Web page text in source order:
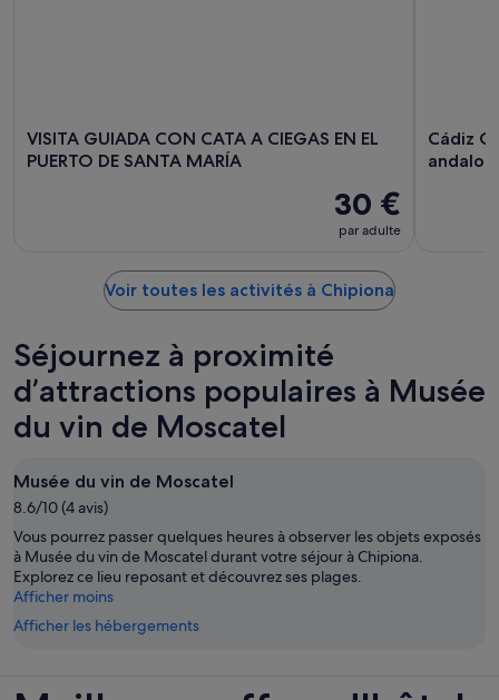
VISITA GUIADA CON CATA A CIEGAS EN EL
PUERTO DE SANTA MARÍA
30 €
par adulte
Cádiz
andalou
Voir toutes les activités à Chipiona
Séjournez à proximité
d’attractions populaires à Musée
du vin de Moscatel
Musée du vin de Moscatel
8.6/10 (4 avis)
Vous pourrez passer quelques heures à observer les objets exposés
à Musée du vin de Moscatel durant votre séjour à Chipiona.
Explorez ce lieu reposant et découvrez ses plages.
Afficher moins
Afficher les hébergements